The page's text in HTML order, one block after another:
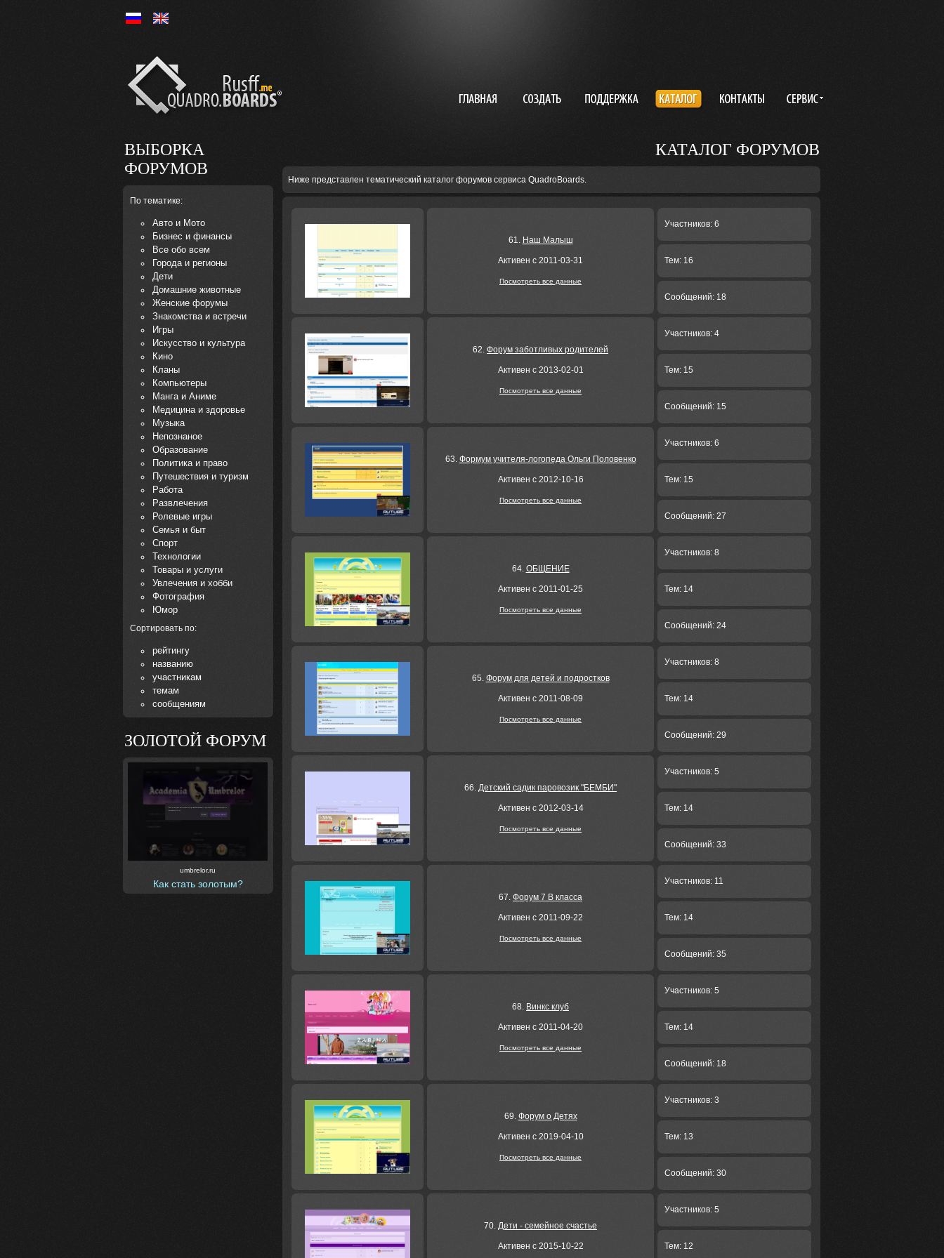
Ру En
ВЫБОРКА
ФОРУМОВ
По тематике:
Авто и Мото
Бизнес и финансы
Все обо всем
Города и регионы
Дети
Домашние животные
Женские форумы
Знакомства и встречи
Игры
Искусство и культура
Кино
Кланы
Компьютеры
Манга и Аниме
Медицина и здоровье
Музыка
Непознаное
Образование
Политика и право
Путешествия и туризм
Работа
Развлечения
Ролевые игры
Семья и быт
Спорт
Технологии
Товары и услуги
Увлечения и хобби
Фотография
Юмор
Сортировать по:
рейтингу
названию
участникам
темам
сообщениям
ЗОЛОТОЙ ФОРУМ
umbrelor.ru
Как стать золотым?
КАТАЛОГ ФОРУМОВ
Ниже представлен тематический каталог форумов сервиса QuadroBoards.
61. Наш Малыш
Активен с 2011-03-31
Посмотреть все данные
Участников: 6
Тем: 16
Сообщений: 18
62. Форум заботливых родителей
Активен с 2013-02-01
Посмотреть все данные
Участников: 4
Тем: 15
Сообщений: 15
63. Формум учителя-логопеда Ольги Половенко
Активен с 2012-10-16
Посмотреть все данные
Участников: 6
Тем: 15
Сообщений: 27
64. ОБЩЕНИЕ
Активен с 2011-01-25
Посмотреть все данные
Участников: 8
Тем: 14
Сообщений: 24
65. Форум для детей и подростков
Активен с 2011-08-09
Посмотреть все данные
Участников: 8
Тем: 14
Сообщений: 29
66. Детский садик паровозик "БЕМБИ"
Активен с 2012-03-14
Посмотреть все данные
Участников: 5
Тем: 14
Сообщений: 33
67. Форум 7 В класса
Активен с 2011-09-22
Посмотреть все данные
Участников: 11
Тем: 14
Сообщений: 35
68. Винкс клуб
Активен с 2011-04-20
Посмотреть все данные
Участников: 5
Тем: 14
Сообщений: 18
69. Форум о Детях
Активен с 2019-04-10
Посмотреть все данные
Участников: 3
Тем: 13
Сообщений: 30
70. Дети - семейное счастье
Активен с 2015-10-22
Участников: 5
Тем: 12